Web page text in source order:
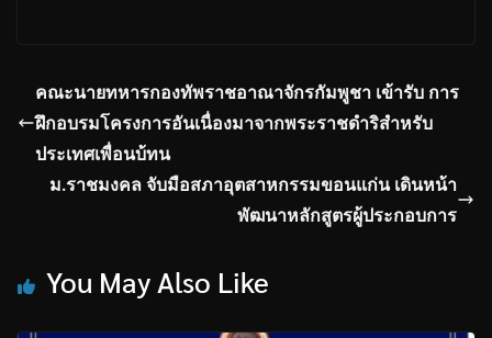
คณะนายทหารกองทัพราชอาณาจักรกัมพูชา เข้ารับ การ
ฝึกอบรมโครงการอันเนื่องมาจากพระราชดำริสำหรับ
ประเทศเพื่อนบ้ทน
ม.ราชมงคล จับมือสภาอุตสาหกรรมขอนแก่น เดินหน้า
พัฒนาหลักสูตรผู้ประกอบการ
You May Also Like